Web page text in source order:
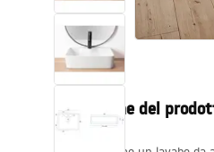
Cucina
Descrizione del